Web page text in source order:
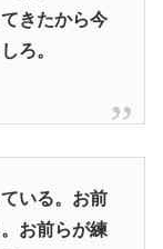
きたから今
ろ。
いる。お前
お前らが練